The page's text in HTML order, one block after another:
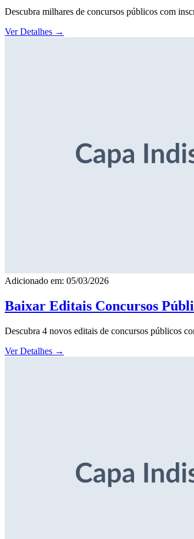
Descubra milhares de concursos públicos com
Ver Detalhes →
Adicionado em: 05/03/2026
Baixar Editais Concursos
Descubra 4 novos editais de concursos públicos
Ver Detalhes →